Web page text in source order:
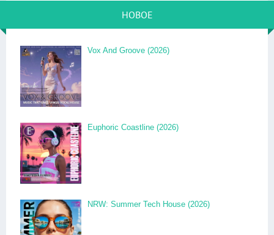
НОВОЕ
Vox And Groove (2026)
Euphoric Coastline (2026)
NRW: Summer Tech House (2026)